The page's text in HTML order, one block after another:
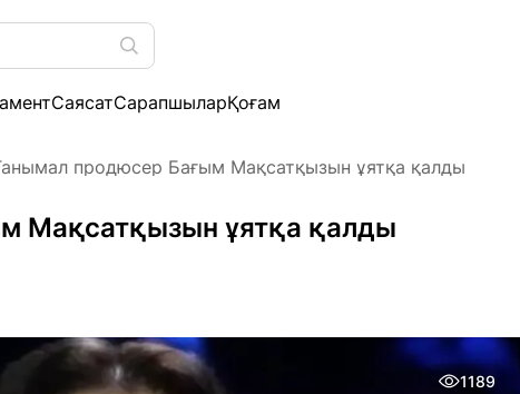
СаясатСарапшыларҚоғам
продюсер Бағым Мақсатқызын ұятқа қалды
Мақсатқызын ұятқа қалды
1189